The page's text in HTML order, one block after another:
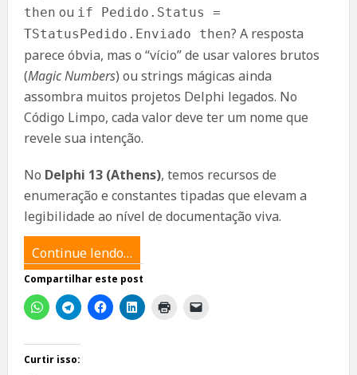
then ou if Pedido.Status =
TStatusPedido.Enviado then? A resposta
parece óbvia, mas o “vício” de usar valores brutos
(Magic Numbers) ou strings mágicas ainda
assombra muitos projetos Delphi legados. No
Código Limpo, cada valor deve ter um nome que
revele sua intenção.
No Delphi 13 (Athens), temos recursos de
enumeração e constantes tipadas que elevam a
legibilidade ao nível de documentação viva.
Continue lendo…
Compartilhar este post
Curtir isso: